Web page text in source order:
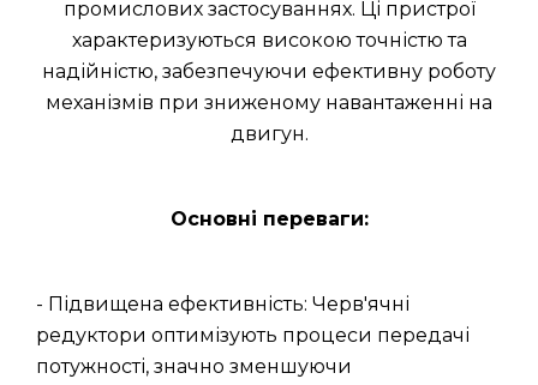
промислових застосуваннях. Ці пристрої
характеризуються високою точністю та
надійністю, забезпечуючи ефективну роботу
механізмів при зниженому навантаженні на
двигун.
Основні переваги:
- Підвищена ефективність: Черв'ячні
редуктори оптимізують процеси передачі
потужності, значно зменшуючи